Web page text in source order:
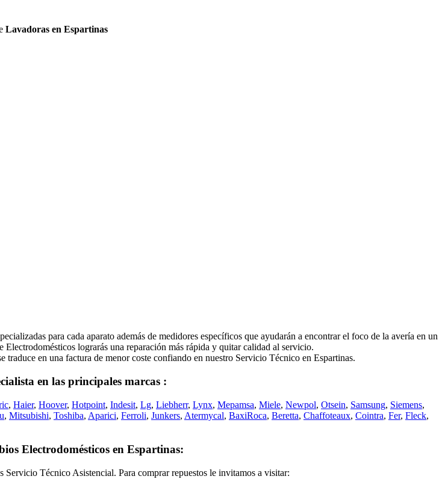
Lavadoras en Espartinas
para cada aparato además de medidores específicos que ayudarán a encontrar el foco de la avería en un
lograrás una reparación más rápida y quitar calidad al servicio.
en una factura de menor coste confiando en nuestro Servicio Técnico en Espartinas.
en las principales marcas :
, Haier, Hoover, Hotpoint, Indesit, Lg, Liebherr, Lynx, Mepamsa, Miele, Newpol, Otsein, Samsung, Siemens,
, Mitsubishi, Toshiba, Aparici, Ferroli, Junkers, Atermycal, BaxiRoca, Beretta, Chaffoteaux, Cointra, Fer, Fleck,
Electrodomésticos en Espartinas:
Servicio Técnico Asistencial. Para comprar repuestos le invitamos a visitar: